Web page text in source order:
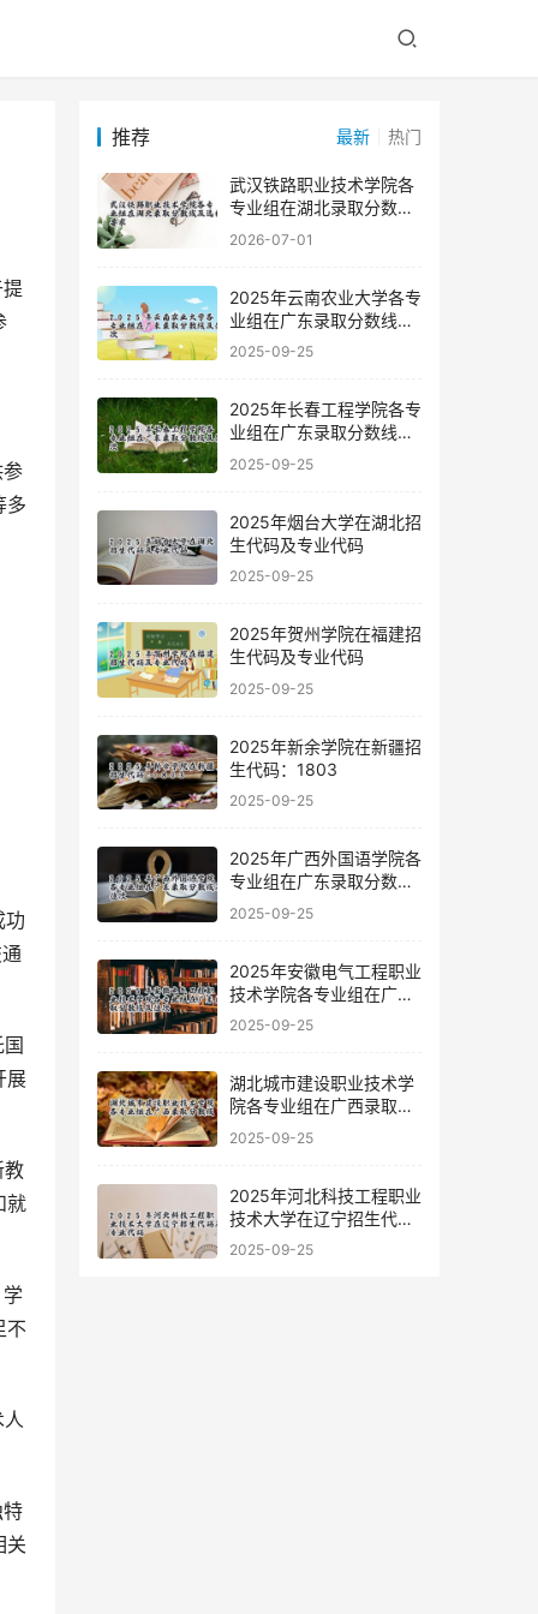
多
功
展
教
就
不
关
推荐 最新 热门
武汉铁路职业技术学院各
专业组在湖北录取分数线
及选科要求
2026-07-01
2025年云南农业大学各专
业组在广东录取分数线及
位次
2025-09-25
2025年长春工程学院各专
业组在广东录取分数线及
位次
2025-09-25
2025年烟台大学在湖北招
生代码及专业代码
2025-09-25
2025年贺州学院在福建招
生代码及专业代码
2025-09-25
2025年新余学院在新疆招
生代码：1803
2025-09-25
2025年广西外国语学院各
专业组在广东录取分数线
及位次
2025-09-25
2025年安徽电气工程职业
技术学院各专业组在广东
录取分数线及位次
2025-09-25
湖北城市建设职业技术学
院各专业组在广西录取分
数线
2025-09-25
2025年河北科技工程职业
技术大学在辽宁招生代码
及专业代码
2025-09-25